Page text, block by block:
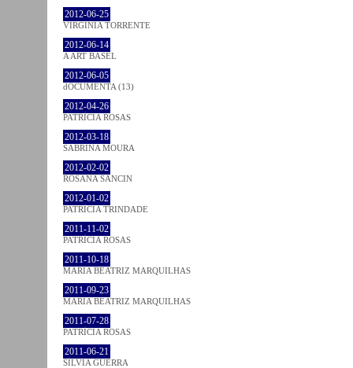
2012-06-25
VIRGINIA TORRENTE
2012-06-14
A ART BASEL
2012-06-05
dOCUMENTA (13)
2012-04-26
PATRÍCIA ROSAS
2012-03-18
SABRINA MOURA
2012-02-02
ROSANA SANCIN
2012-01-02
PATRÍCIA TRINDADE
2011-11-02
PATRÍCIA ROSAS
2011-10-18
MARIA BEATRIZ MARQUILHAS
2011-09-23
MARIA BEATRIZ MARQUILHAS
2011-07-28
PATRÍCIA ROSAS
2011-06-21
SÍLVIA GUERRA